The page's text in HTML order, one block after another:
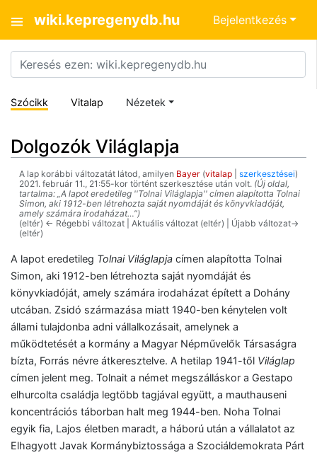
wiki.kepregenydb.hu Bejelentkezés
Szócikk Vitalap Nézetek
Dolgozók Világlapja
A lap korábbi változatát látod, amilyen Bayer (vitalap |szerkesztései)
2021. február 11., 21:55-kor történt szerkesztése után volt. (Új oldal,
tartalma: „A lapot eredetileg ''Tolnai Világlapja'' címen alapította Tolnai
Simon, aki 1912-ben létrehozta saját nyomdáját és könyvkiadóját,
amely számára irodaházat…”)
(eltér) ← Régebbi változat | Aktuális változat (eltér) | Újabb változat→
(eltér)
A lapot eredetileg Tolnai Világlapja címen alapította Tolnai
Simon, aki 1912-ben létrehozta saját nyomdáját és
könyvkiadóját, amely számára irodaházat épített a Dohány
utcában. Zsidó származása miatt 1940-ben kénytelen volt
állami tulajdonba adni vállalkozásait, amelynek a
működtetését a kormány a Magyar Népművelők Társaságra
bízta, Forrás névre átkeresztelve. A hetilap 1941-től Világlap
címen jelent meg. Tolnait a német megszálláskor a Gestapo
elhurcolta családja legtöbb tagjával együtt, a mauthauseni
koncentrációs táborban halt meg 1944-ben. Noha Tolnai
egyik fia, Lajos életben maradt, a háború után a vállalatot az
Elhagyott Javak Kormánybiztossága a Szociáldemokrata Párt